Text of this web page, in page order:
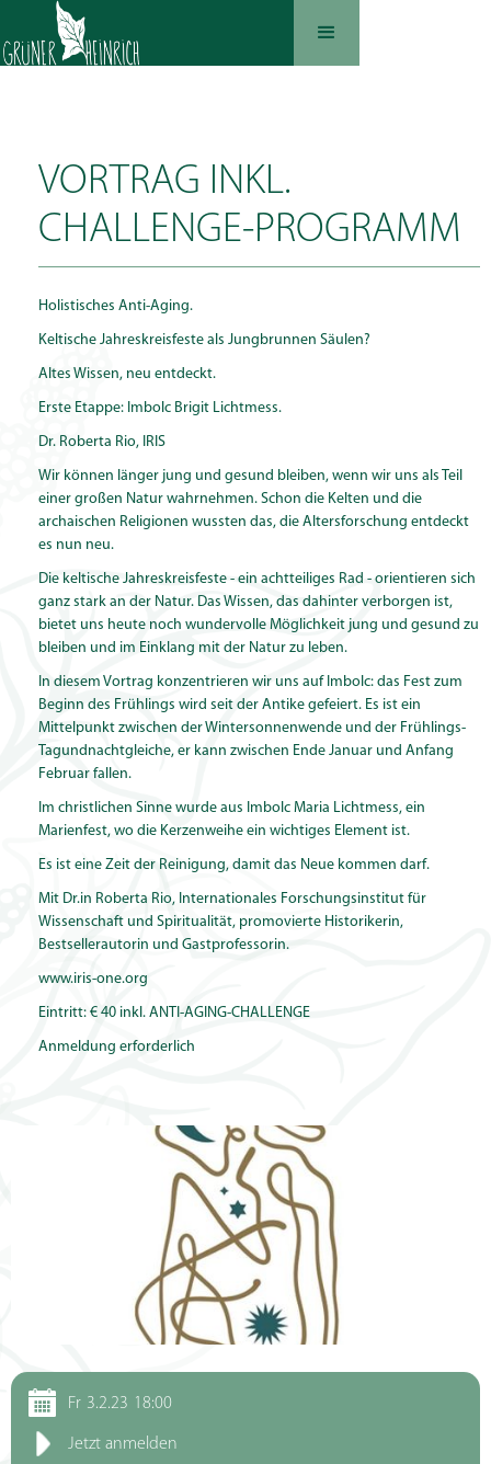
Fr 3.2.23 18:00
Jetzt anmelden
VORTRAG INKL.
CHALLENGE-PROGRAMM
Holistisches Anti-Aging.
Keltische Jahreskreisfeste als Jungbrunnen Säulen?
Altes Wissen, neu entdeckt.
Erste Etappe: Imbolc Brigit Lichtmess.
Dr. Roberta Rio, IRIS
Wir können länger jung und gesund bleiben, wenn wir uns als Teil
einer großen Natur wahrnehmen. Schon die Kelten und die
archaischen Religionen wussten das, die Altersforschung entdeckt
es nun neu.
Die keltische Jahreskreisfeste - ein achtteiliges Rad - orientieren sich
ganz stark an der Natur. Das Wissen, das dahinter verborgen ist,
bietet uns heute noch wundervolle Möglichkeit jung und gesund zu
bleiben und im Einklang mit der Natur zu leben.
In diesem Vortrag konzentrieren wir uns auf Imbolc: das Fest zum
Beginn des Frühlings wird seit der Antike gefeiert. Es ist ein
Mittelpunkt zwischen der Wintersonnenwende und der Frühlings-
Tagundnachtgleiche, er kann zwischen Ende Januar und Anfang
Februar fallen.
Im christlichen Sinne wurde aus Imbolc Maria Lichtmess, ein
Marienfest, wo die Kerzenweihe ein wichtiges Element ist.
Es ist eine Zeit der Reinigung, damit das Neue kommen darf.
Mit Dr.in Roberta Rio, Internationales Forschungsinstitut für
Wissenschaft und Spiritualität, promovierte Historikerin,
Bestsellerautorin und Gastprofessorin.
www.iris-one.org
Eintritt: € 40 inkl. ANTI-AGING-CHALLENGE
Anmeldung erforderlich